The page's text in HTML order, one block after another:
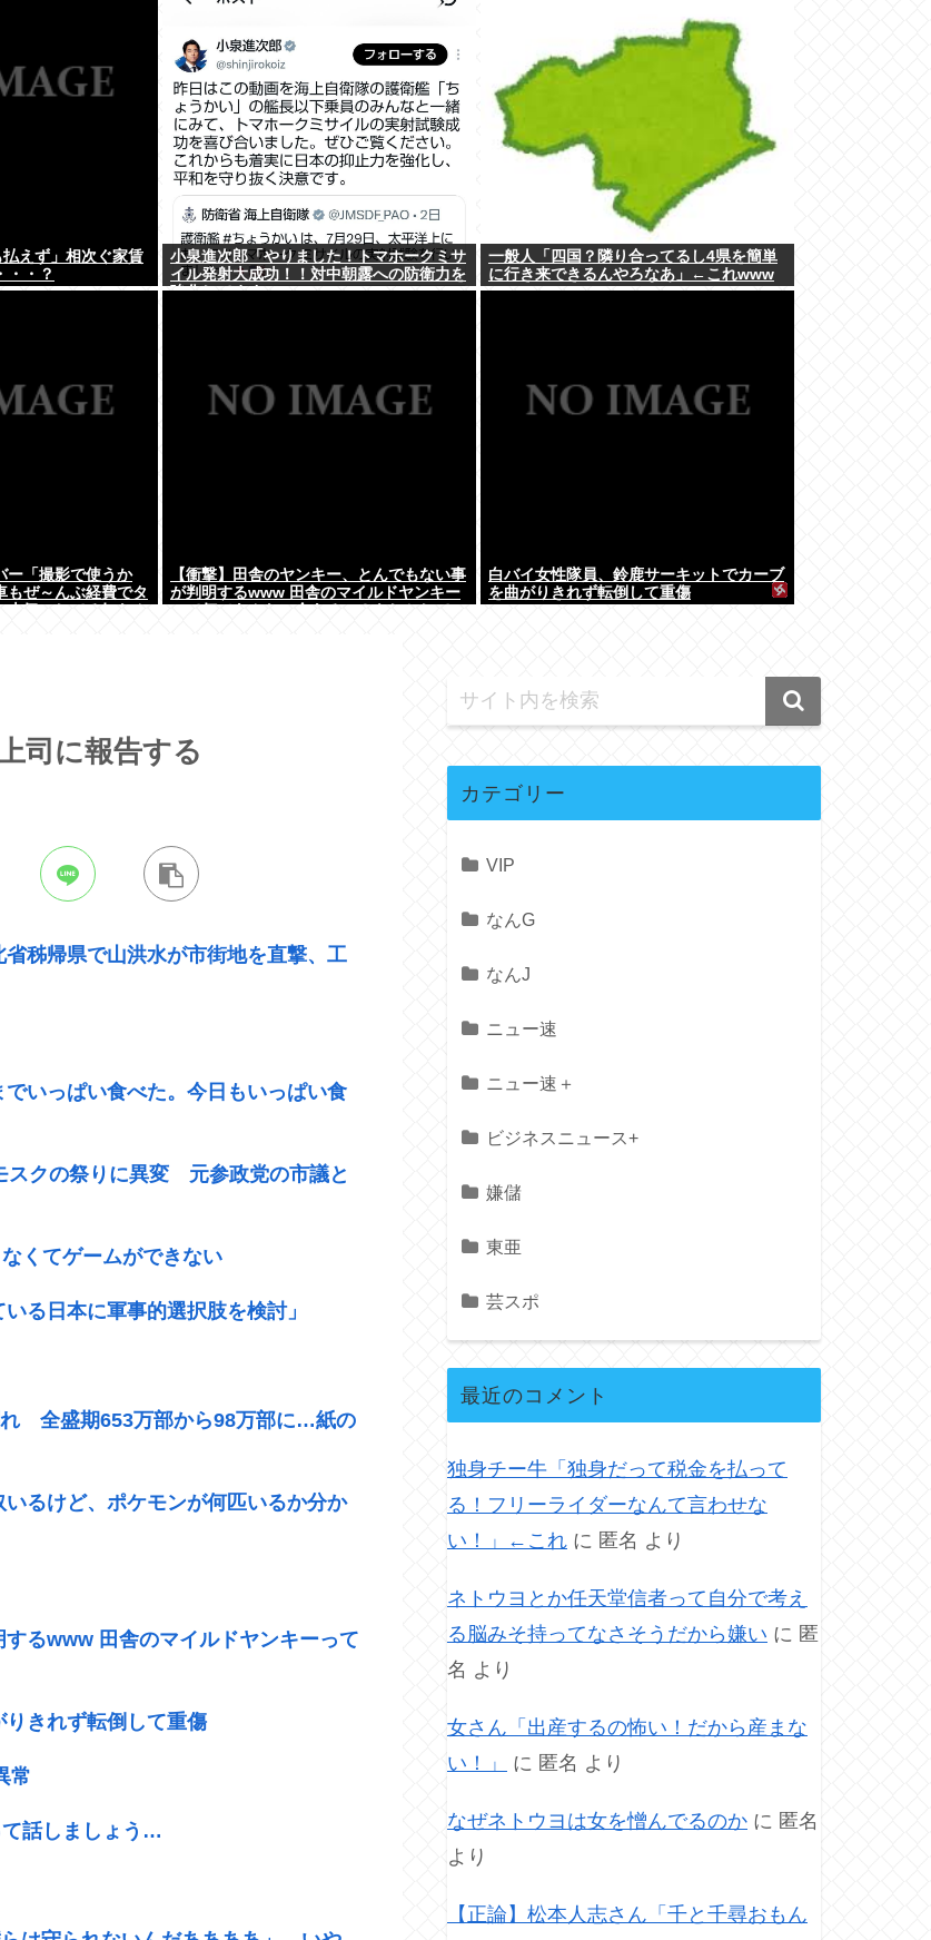
えず」相次ぐ家賃
・・？
小泉進次郎「やりました！トマホークミサ
イル発射大成功！！対中朝露への防衛力を
強化してますw」
一般人「四国？隣り合ってるし4県を簡単
に行き来できるんやろなあ」←これwww
ー「撮影で使うか
もぜ～んぶ経費でタ
【衝撃】田舎のヤンキー、とんでもない事
が判明するwww 田舎のマイルドヤンキー
白バイ女性隊員、鈴鹿サーキットでカーブ
を曲がりきれず転倒して重傷
司に報告する
秭帰県で山洪水が市街地を直撃、工
いっぱい食べた。今日もいっぱい食
スクの祭りに異変 元参政党の市議と
くてゲームができない
る日本に軍事的選択肢を検討」
れ 全盛期653万部から98万部に…紙の
るけど、ポケモンが何匹いるか分か
するwww 田舎のマイルドヤンキーって
きれず転倒して重傷
常
て話しましょう…
カテゴリー
VIP
なんG
なんJ
ニュー速
ニュー速＋
ビジネスニュース+
嫌儲
東亜
芸スポ
最近のコメント
独身チー牛「独身だって税金を払って
る！フリーライダーなんて言わせな
い！」←これ に 匿名 より
ネトウヨとか任天堂信者って自分で考え
る脳みそ持ってなさそうだから嫌い に 匿
名 より
女さん「出産するの怖い！だから産まな
い！」
に 匿名 より
なぜネトウヨは女を憎んでるのか に 匿名
より
【正論】松本人志さん「千と千尋おもん